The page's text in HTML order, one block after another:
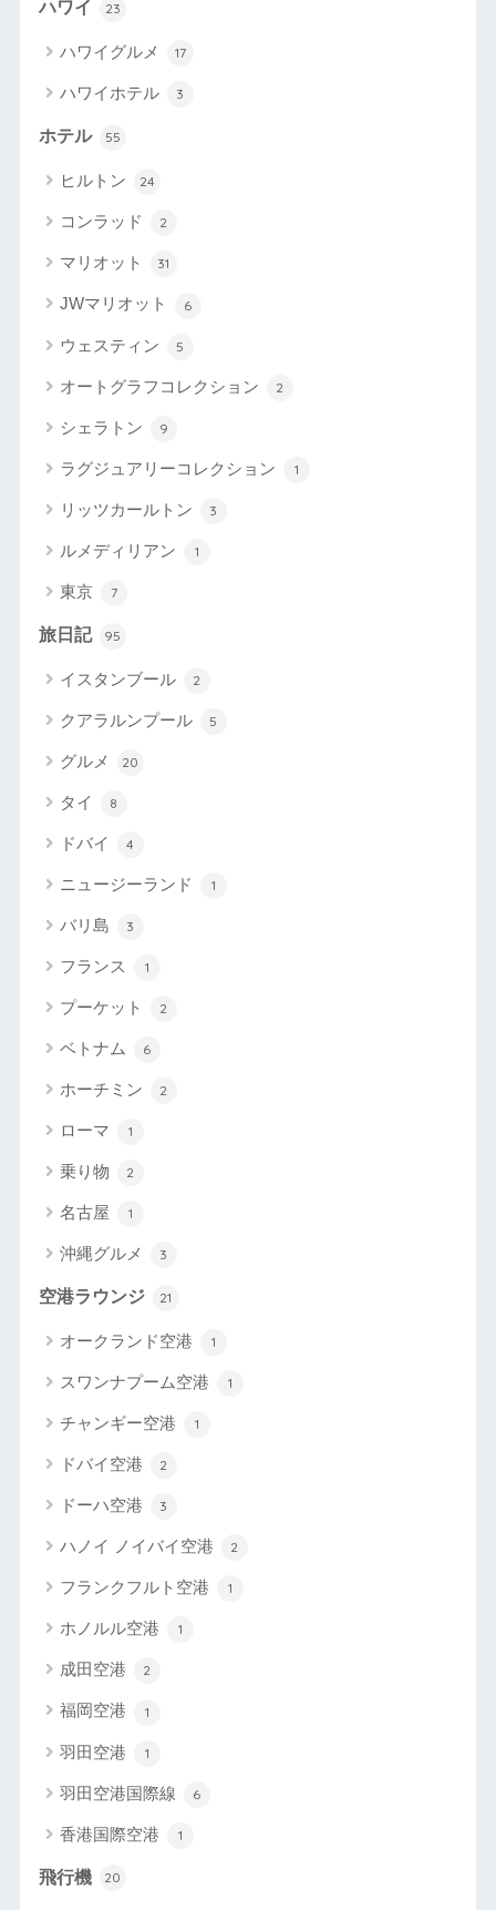
ハワイ 23
ハワイグルメ 17
ハワイホテル 3
ホテル 55
ヒルトン 24
コンラッド 2
マリオット 31
JWマリオット 6
ウェスティン 5
オートグラフコレクション 2
シェラトン 9
ラグジュアリーコレクション 1
リッツカールトン 3
ルメディリアン 1
東京 7
旅日記 95
イスタンブール 2
クアラルンプール 5
グルメ 20
タイ 8
ドバイ 4
ニュージーランド 1
バリ島 3
フランス 1
プーケット 2
ベトナム 6
ホーチミン 2
ローマ 1
乗り物 2
名古屋 1
沖縄グルメ 3
空港ラウンジ 21
オークランド空港 1
スワンナプーム空港 1
チャンギー空港 1
ドバイ空港 2
ドーハ空港 3
ハノイ ノイバイ空港 2
フランクフルト空港 1
ホノルル空港 1
成田空港 2
福岡空港 1
羽田空港 1
羽田空港国際線 6
香港国際空港 1
飛行機 20